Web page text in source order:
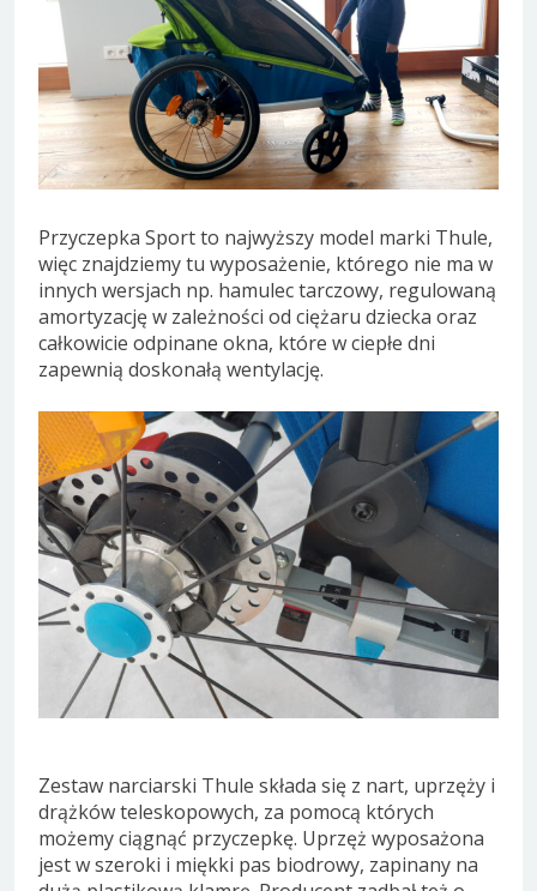
Przyczepka Sport to najwyższy model marki Thule,
więc znajdziemy tu wyposażenie, którego nie ma w
innych wersjach np. hamulec tarczowy, regulowaną
amortyzację w zależności od ciężaru dziecka oraz
całkowicie odpinane okna, które w ciepłe dni
zapewnią doskonałą wentylację.
Zestaw narciarski Thule składa się z nart, uprzęży i
drążków teleskopowych, za pomocą których
możemy ciągnąć przyczepkę. Uprzęż wyposażona
jest w szeroki i miękki pas biodrowy, zapinany na